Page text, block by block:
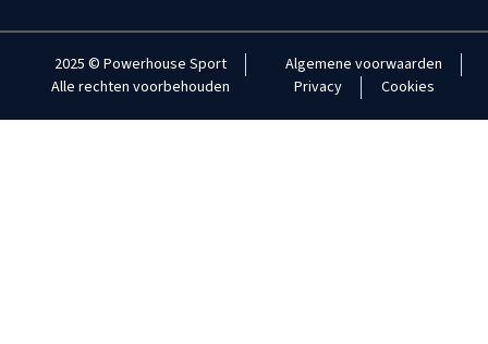
2025 © Powerhouse Sport
Alle rechten voorbehouden
Algemene voorwaarden
Privacy
Cookies